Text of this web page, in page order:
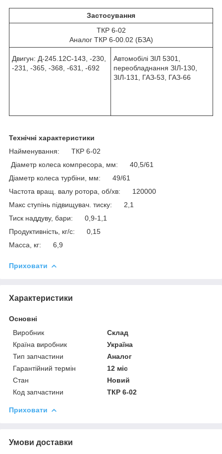
Застосування
ТКР 6-02
Аналог ТКР 6-00.02 (БЗА)
Двигун: Д-245.12С-143, -230,
-231, -365, -368, -631, -692
Автомобілі ЗІЛ 5301,
переобладнання ЗІЛ-130,
ЗІЛ-131, ГАЗ-53, ГАЗ-66
Технічні характеристики
Найменування: ТКР 6-02
Діаметр колеса компресора, мм: 40,5/61
Діаметр колеса турбіни, мм: 49/61
Частота вращ. валу ротора, об/хв: 120000
Макс ступінь підвищувач. тиску: 2,1
Тиск наддуву, бари: 0,9-1,1
Продуктивність, кг/с: 0,15
Масса, кг: 6,9
Приховати
Характеристики
Основні
Виробник
Склад
Країна виробник
Україна
Тип запчастини
Аналог
Гарантійний термін
12 міс
Стан
Новий
Код запчастини
ТКР 6-02
Приховати
Умови доставки